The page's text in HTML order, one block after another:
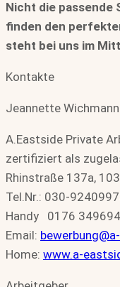
Nicht die passende
finden den
steht bei uns im
Kontakte
Jeannette Wichmann
A.Eastside Private
zertifiziert als
Rhinstraße 137a,
Tel.Nr.: 030-
Handy 0176
Email:
Home: www.a-